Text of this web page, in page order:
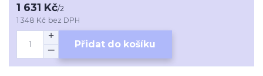
1 631 Kč/2
1 348 Kč bez DPH
Přidat do košíku